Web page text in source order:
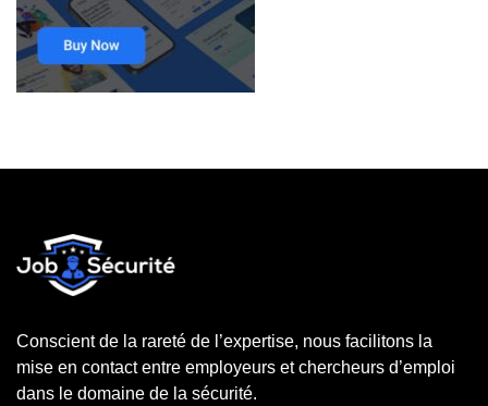
Conscient de la rareté de l’expertise, nous facilitons la
mise en contact entre employeurs et chercheurs d’emploi
dans le domaine de la sécurité.